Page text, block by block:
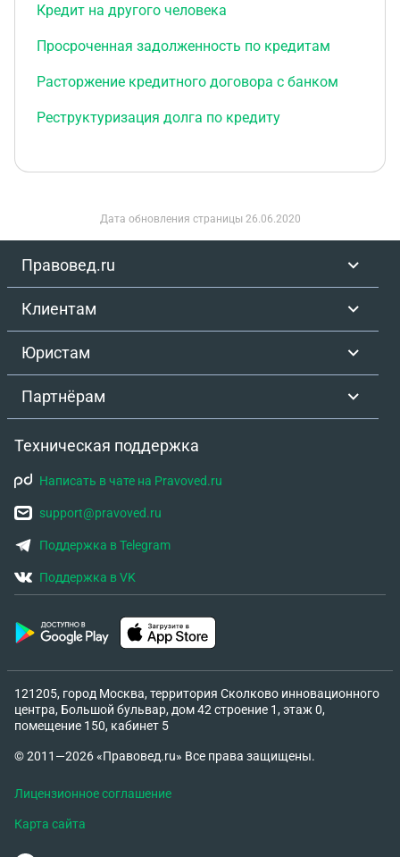
Кредит на другого человека
Просроченная задолженность по кредитам
Расторжение кредитного договора с банком
Реструктуризация долга по кредиту
Дата обновления страницы 26.06.2020
Правовед.ru
Клиентам
Юристам
Партнёрам
Техническая поддержка
Написать в чате на Pravoved.ru
support@pravoved.ru
Поддержка в Telegram
Поддержка в VK
121205, город Москва, территория Сколково инновационного
центра, Большой бульвар, дом 42 строение 1, этаж 0,
помещение 150, кабинет 5
© 2011—2026 «Правовед.ru» Все права защищены.
Лицензионное соглашение
Карта сайта